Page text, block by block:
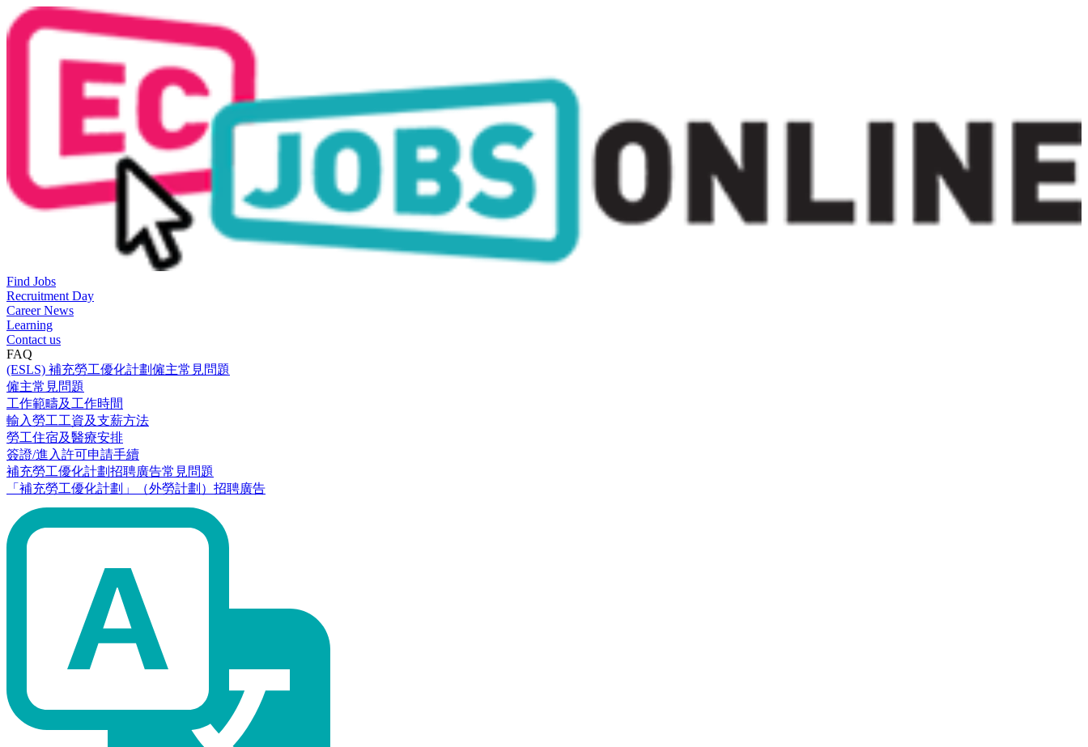
Find Jobs
Recruitment Day
Career News
Learning
Contact us
FAQ
(ESLS) 補充勞工優化計劃僱主常見問題
僱主常見問題
工作範疇及工作時間
輸入勞工工資及支薪方法
勞工住宿及醫療安排
簽證/進入許可申請手續
補充勞工優化計劃招聘廣告常見問題
「補充勞工優化計劃」（外勞計劃）招聘廣告